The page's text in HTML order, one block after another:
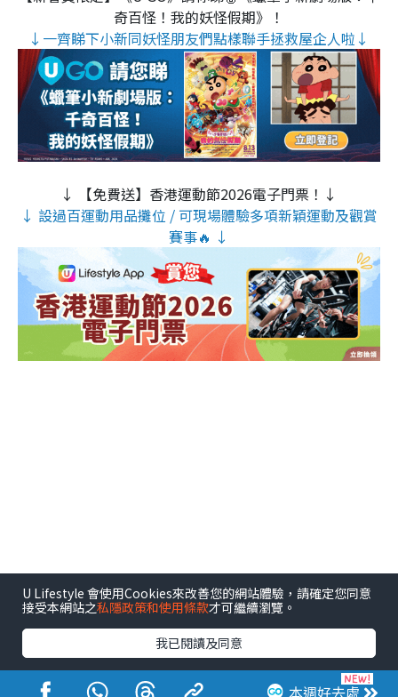
奇百怪！我的妖怪假期》！
↓一齊睇下小新同妖怪朋友們點樣聯手拯救屋企人啦↓
↓ 【免費送】香港運動節2026電子門票！↓
↓ 設過百運動用品攤位 / 可現場體驗多項新穎運動及觀賞
賽事🔥 ↓
本週好去處
U Lifestyle 會使用Cookies來改善您的網站體驗，請確定您同意
接受本網站之私隱政策和使用條款才可繼續瀏覽。
我已閱讀及同意